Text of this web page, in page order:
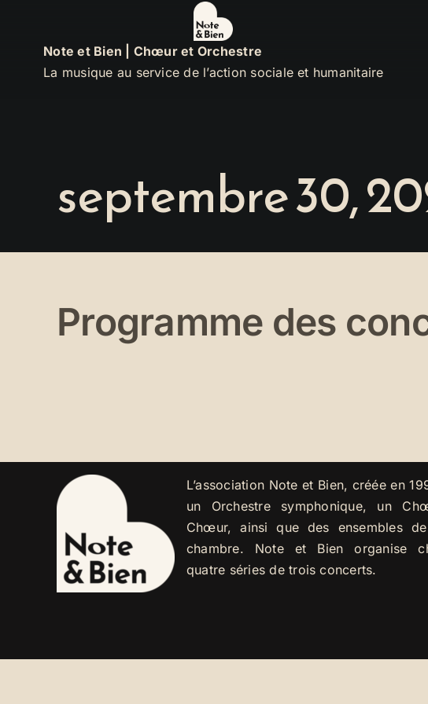
contenuNote et Bien | Chœur et Orchestre
La musique au service de l’action sociale et humanitaire
septembre 30,
Programme des
L’association Note et Bien, créée en
un Orchestre symphonique, un
Chœur, ainsi que des ensembles
chambre. Note et Bien organise
quatre séries de trois concerts.